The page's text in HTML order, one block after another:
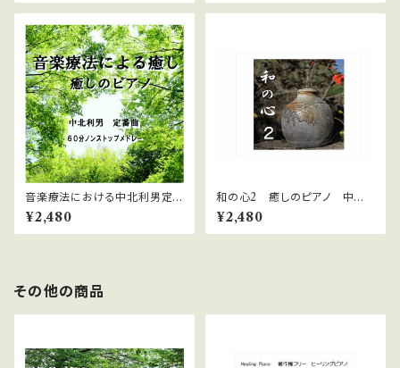
音楽療法における中北利男定
番曲メドレー ６０分ノンストッ
プ 癒しのピアノ
¥2,480
和の心2 癒しのピアノ 中北
利男
¥2,480
その他の商品